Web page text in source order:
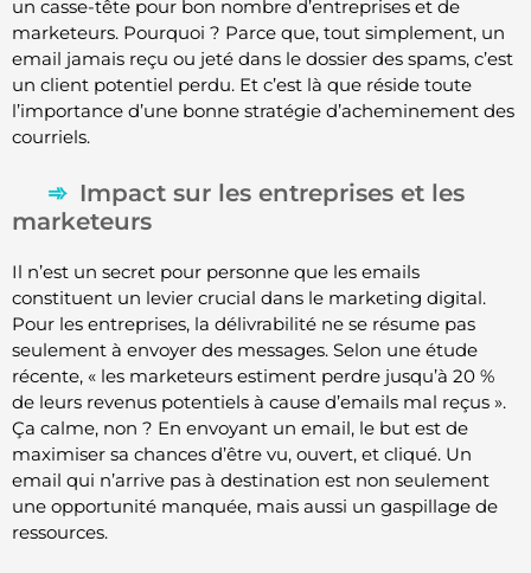
un casse-tête pour bon nombre d’entreprises et de
marketeurs. Pourquoi ? Parce que, tout simplement, un
email jamais reçu ou jeté dans le dossier des spams, c’est
un client potentiel perdu. Et c’est là que réside toute
l’importance d’une bonne stratégie d’acheminement des
courriels.
Impact sur les entreprises et les
marketeurs
Il n’est un secret pour personne que les emails
constituent un levier crucial dans le marketing digital.
Pour les entreprises, la délivrabilité ne se résume pas
seulement à envoyer des messages. Selon une étude
récente, « les marketeurs estiment perdre jusqu’à 20 %
de leurs revenus potentiels à cause d’emails mal reçus ».
Ça calme, non ? En envoyant un email, le but est de
maximiser sa chances d’être vu, ouvert, et cliqué. Un
email qui n’arrive pas à destination est non seulement
une opportunité manquée, mais aussi un gaspillage de
ressources.